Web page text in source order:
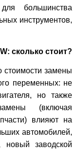
большинства
инструментов,
сколько стоит?
стоимости замены
переменных: не
но также
(включая
влияют на
автомобилей,
заводской